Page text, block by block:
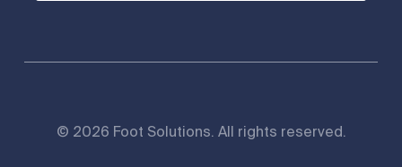
© 2026 Foot Solutions. All rights reserved.